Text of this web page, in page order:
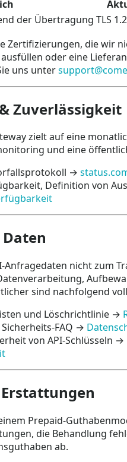
der Übertragung TLS
Zertifizierungen, die wir
oder eine
uns unter
Zuverlässigkeit
zielt auf eine
und eine
→
Definition von
Anfragedaten nicht zum
sind nachfolgend
und Löschrichtlinie →
FAQ →
von API-Schlüsseln →
Prepaid-
die Behandlung
ab.